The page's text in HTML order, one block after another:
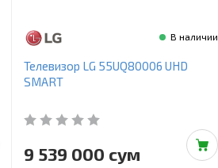
В наличии
Телевизор LG 55UQ80006 UHD
SMART
9 539 000 сум